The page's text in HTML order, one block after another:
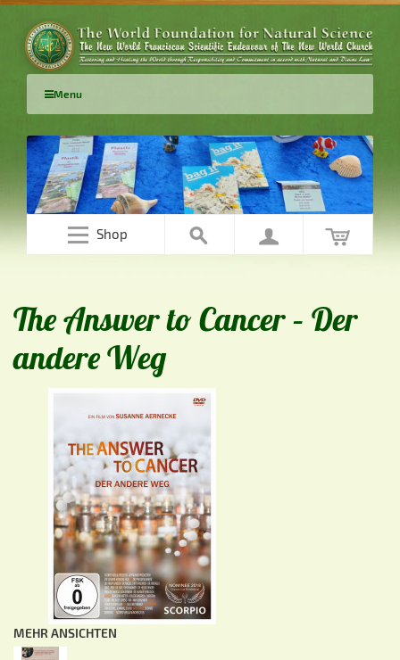
Menu
Shop
The Answer to Cancer – Der
andere Weg
MEHR ANSICHTEN